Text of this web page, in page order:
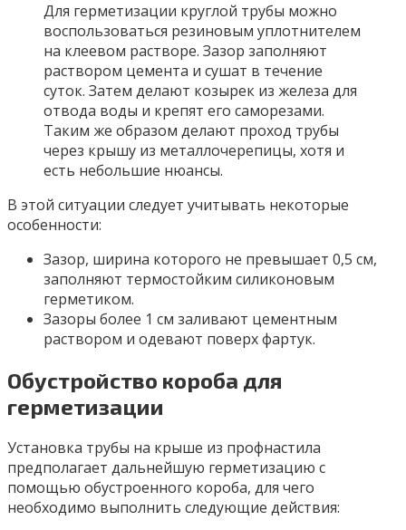
Для герметизации круглой трубы можно
воспользоваться резиновым уплотнителем
на клеевом растворе. Зазор заполняют
раствором цемента и сушат в течение
суток. Затем делают козырек из железа для
отвода воды и крепят его саморезами.
Таким же образом делают проход трубы
через крышу из металлочерепицы, хотя и
есть небольшие нюансы.
В этой ситуации следует учитывать некоторые
особенности:
Зазор, ширина которого не превышает 0,5 см,
заполняют термостойким силиконовым
герметиком.
Зазоры более 1 см заливают цементным
раствором и одевают поверх фартук.
Обустройство короба для
герметизации
Установка трубы на крыше из профнастила
предполагает дальнейшую герметизацию с
помощью обустроенного короба, для чего
необходимо выполнить следующие действия: